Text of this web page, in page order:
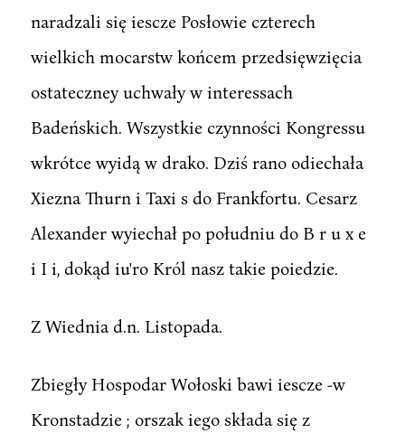
naradzali się iescze Posłowie czterech
wielkich mocarstw końcem przedsięwzięcia
ostateczney uchwały w interessach
Badeńskich. Wszystkie czynności Kongressu
wkrótce wyidą w drako. Dziś rano odiechała
Xiezna Thurn i Taxi s do Frankfortu. Cesarz
Alexander wyiechał po południu do B r u x e
i I i, dokąd iu'ro Król nasz takie poiedzie.
Z Wiednia d.n. Listopada.
Zbiegły Hospodar Wołoski bawi iescze -w
Kronstadzie ; orszak iego składa się z